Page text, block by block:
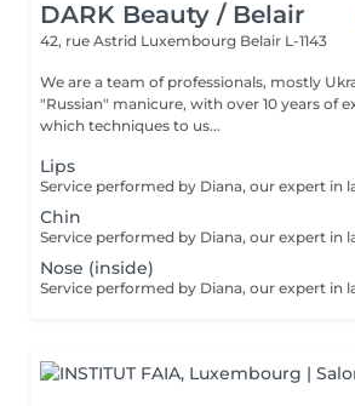
DARK Beauty / Belair
42, rue Astrid Luxembourg Belair L-1143
We are a team of professionals, mostly
"Russian" manicure, with over 10 years of
which techniques to us...
Lips
Chin
Nose (inside)